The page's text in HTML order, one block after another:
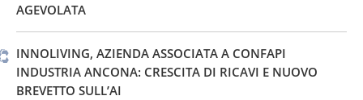
AGEVOLATA
INNOLIVING, AZIENDA ASSOCIATA A CONFAPI
INDUSTRIA ANCONA: CRESCITA DI RICAVI E NUOVO
BREVETTO SULL’AI